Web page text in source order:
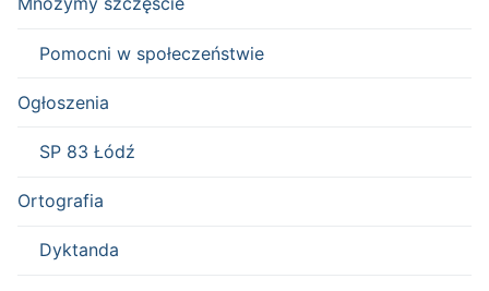
Pomocni w społeczeństwie
Ogłoszenia
SP 83 Łódź
Ortografia
Dyktanda